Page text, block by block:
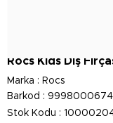
Rocs Kids Diş
Marka : Rocs
Barkod :
Stok Kodu